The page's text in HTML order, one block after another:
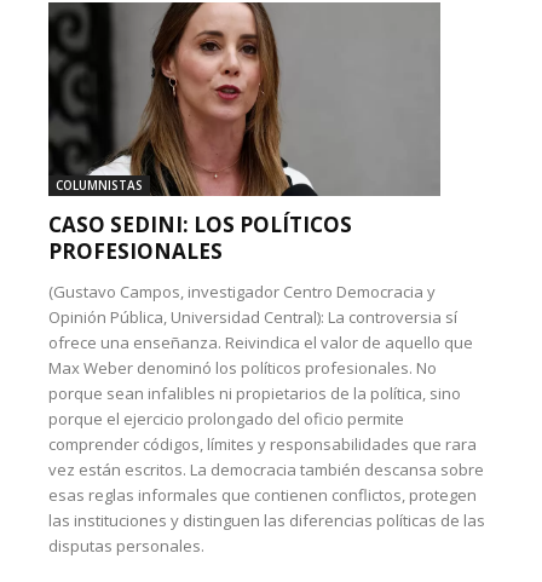
COLUMNISTAS
CASO SEDINI: LOS POLÍTICOS
PROFESIONALES
(Gustavo Campos, investigador Centro Democracia y
Opinión Pública, Universidad Central): La controversia sí
ofrece una enseñanza. Reivindica el valor de aquello que
Max Weber denominó los políticos profesionales. No
porque sean infalibles ni propietarios de la política, sino
porque el ejercicio prolongado del oficio permite
comprender códigos, límites y responsabilidades que rara
vez están escritos. La democracia también descansa sobre
esas reglas informales que contienen conflictos, protegen
las instituciones y distinguen las diferencias políticas de las
disputas personales.